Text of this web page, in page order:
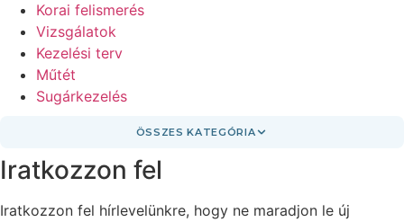
Korai felismerés
Vizsgálatok
Kezelési terv
Műtét
Sugárkezelés
ÖSSZES KATEGÓRIA
Iratkozzon fel
Iratkozzon fel hírlevelünkre, hogy ne maradjon le új